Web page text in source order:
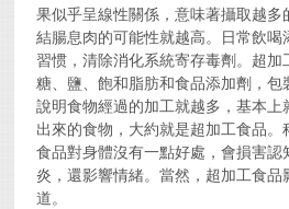
果似乎呈線性關係，意味著攝取越多
結腸息肉的可能性就越高。日常飲喝
習惯，清除消化系統寄存毒劑。超
糖、鹽、飽和脂肪和食品添加劑，包
說明食物經過的加工就越多，基本上
出來的食物，大約就是超加工食品
食品對身體沒有一點好處，會損害認
炎，還影響情緒。當然，超加工食
道。